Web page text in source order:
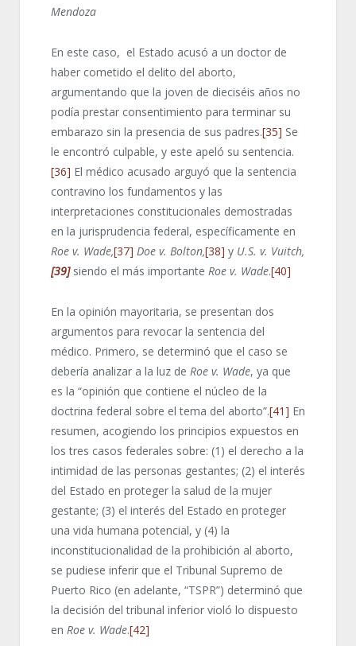
Mendoza
En este caso, el Estado acusó a un doctor de
haber cometido el delito del aborto,
argumentando que la joven de dieciséis años no
podía prestar consentimiento para terminar su
embarazo sin la presencia de sus padres.[35] Se
le encontró culpable, y este apeló su sentencia.
[36] El médico acusado arguyó que la sentencia
contravino los fundamentos y las
interpretaciones constitucionales demostradas
en la jurisprudencia federal, específicamente en
Roe v. Wade,[37] Doe v. Bolton,[38] y U.S. v. Vuitch,
[39]siendo el más importante Roe v. Wade.[40]
En la opinión mayoritaria, se presentan dos
argumentos para revocar la sentencia del
médico. Primero, se determinó que el caso se
debería analizar a la luz de Roe v. Wade, ya que
es la “opinión que contiene el núcleo de la
doctrina federal sobre el tema del aborto”.[41] En
resumen, acogiendo los principios expuestos en
los tres casos federales sobre: (1) el derecho a la
intimidad de las personas gestantes; (2) el interés
del Estado en proteger la salud de la mujer
gestante; (3) el interés del Estado en proteger
una vida humana potencial, y (4) la
inconstitucionalidad de la prohibición al aborto,
se pudiese inferir que el Tribunal Supremo de
Puerto Rico (en adelante, “TSPR”) determinó que
la decisión del tribunal inferior violó lo dispuesto
en Roe v. Wade.[42]